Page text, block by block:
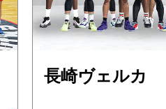
長崎ヴェルカ